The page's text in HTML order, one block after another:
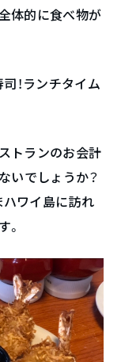
体的に食べ物が
！ランチタイム
トランのお会計
いでしょうか？
ワイ島に訪れ
。